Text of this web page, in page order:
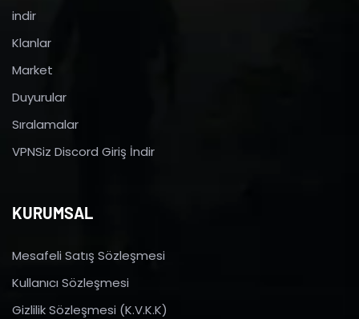
indir
Klanlar
Market
Duyurular
Sıralamalar
VPNSiz Discord Giriş İndir
KURUMSAL
Mesafeli Satış Sözleşmesi
Kullanıcı Sözleşmesi
Gizlilik Sözleşmesi (K.V.K.K)